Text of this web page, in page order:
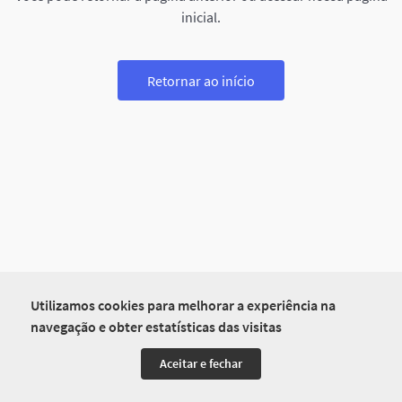
Utilizamos cookies para melhorar a experiência na
navegação e obter estatísticas das visitas
Aceitar e fechar
inicial.
Retornar ao início